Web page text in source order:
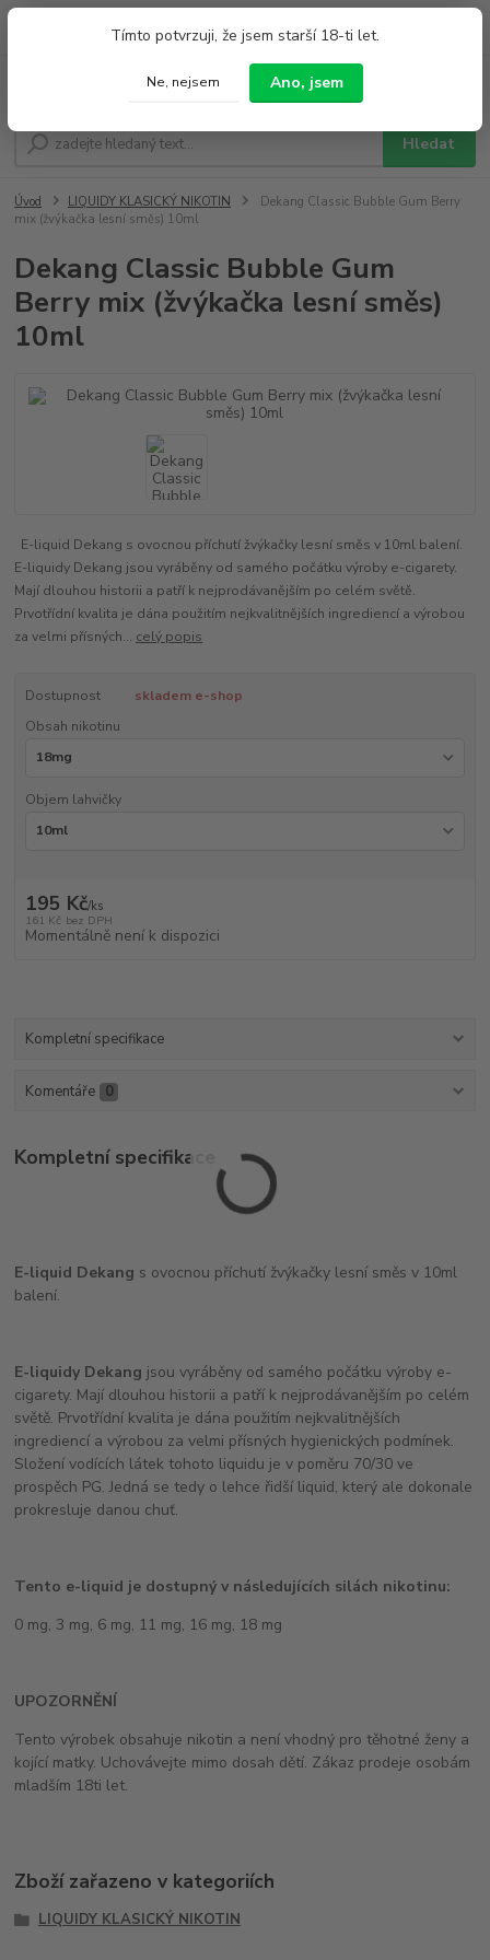
Tímto potvrzuji, že jsem starší 18-ti let.
Ne, nejsem Ano, jsem
Hledat
Po - Pá 9:00 - 19:00 So 9:00 - 14:00
Úvod LIQUIDY KLASICKÝ NIKOTIN
Dekang Classic Bubble Gum Berry
mix (žvýkačka lesní směs) 10ml
Dekang Classic Bubble Gum
Berry mix (žvýkačka lesní směs)
10ml
E-liquid Dekang s ovocnou příchutí žvýkačky lesní směs v 10ml balení.
E-liquidy Dekang jsou vyráběny od samého počátku výroby e-cigarety.
Mají dlouhou historii a patří k nejprodávanějším po celém světě.
Prvotřídní kvalita je dána použitím nejkvalitnějších ingrediencí a výrobou
za velmi přísných... celý popis
Dostupnost
skladem e-shop
Obsah nikotinu
Objem lahvičky
195 Kč/ks
161 Kč bez DPH
Momentálně není k dispozici
Kompletní specifikace
Komentáře 0
Kompletní specifikace
E-liquid Dekang s ovocnou příchutí žvýkačky lesní směs v 10ml
balení.
E-liquidy Dekang jsou vyráběny od samého počátku výroby e-
cigarety. Mají dlouhou historii a patří k nejprodávanějším po celém
světě. Prvotřídní kvalita je dána použitím nejkvalitnějších
ingrediencí a výrobou za velmi přísných hygienických podmínek.
Složení vodících látek tohoto liquidu je v poměru 70/30 ve
prospěch PG. Jedná se tedy o lehce řidší liquid, který ale dokonale
prokresluje danou chuť.
Tento e-liquid je dostupný v následujících silách nikotinu:
0 mg, 3 mg, 6 mg, 11 mg, 16 mg, 18 mg
UPOZORNĚNÍ
Tento výrobek obsahuje nikotin a není vhodný pro těhotné ženy a
kojící matky. Uchovávejte mimo dosah dětí. Zákaz prodeje osobám
mladším 18ti let.
Zboží zařazeno v kategoriích
LIQUIDY KLASICKÝ NIKOTIN